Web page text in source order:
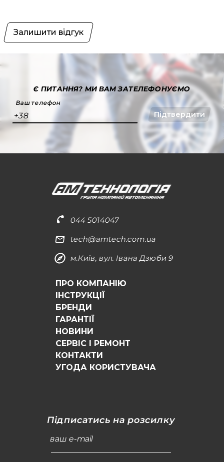
Залишити відгук
Є ПИТАННЯ?МИ ВАМ ЗАТЕЛЕФОНУЄМО
Ваш телефон
+38 Підтвердити
044 5014047
tech@amtech.com.ua
м.Київ, вул. Івана Дзюби 9
ПРО КОМПАНІЮ
ІНСТРУКЦІЇ
БРЕНДИ
ГАРАНТІЇ
НОВИНИ
СЕРВІС І РЕМОНТ
КОНТАКТИ
УГОДА КОРИСТУВАЧА
Підписатись на розсилку
ваш e-mail